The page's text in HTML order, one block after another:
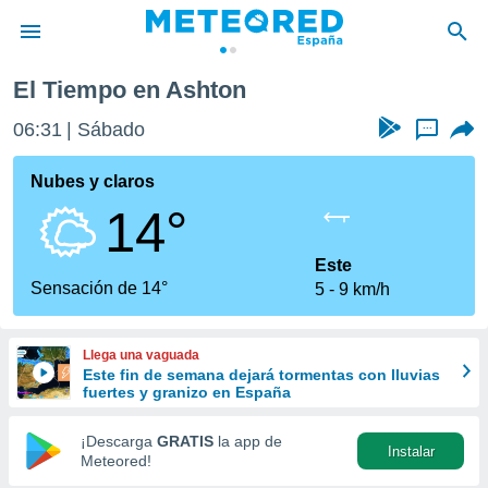
de
por
que se
calidad.
a este
las
y
forma
digital
basada
El Tiempo en Ashton
06:31 Sábado ...
Nubes y claros
14°
Sensación de 14°
Este
5
9 km/h
Llega una vaguada
Este fin de semana dejará tormentas con lluvias
fuertes y granizo en España
¡Descarga GRATIS la app de
Meteored!
Instalar